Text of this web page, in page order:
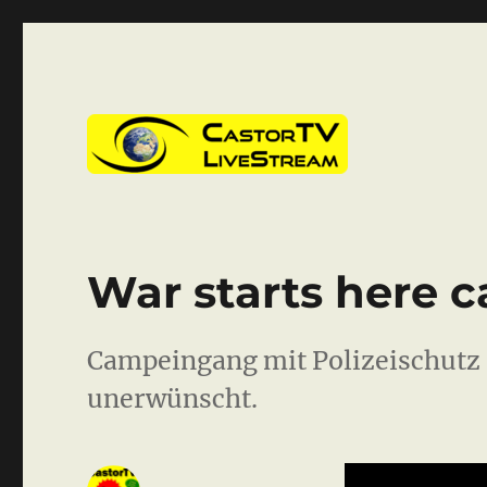
War starts here
Campeingang mit
unerwünscht.